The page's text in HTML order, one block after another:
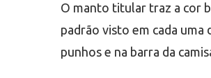
O manto titular traz a cor
padrão visto em cada
punhos e na barra da